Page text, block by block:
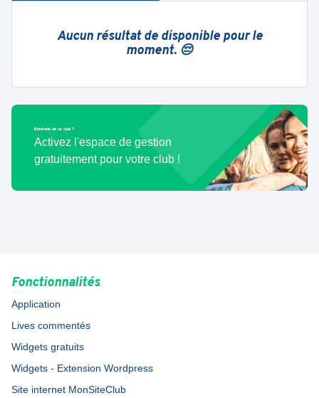
Aucun résultat de disponible pour le
moment. 😔
Bénévole de ce club ?
Activez l'espace de gestion
gratuitement pour votre club !
Fonctionnalités
Application
Lives commentés
Widgets gratuits
Widgets - Extension Wordpress
Site internet MonSiteClub